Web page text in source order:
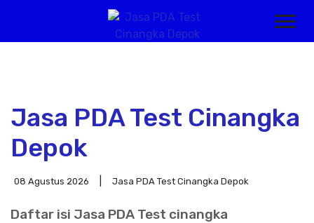
Jasa PDA Test Cinangka
Depok
08 Agustus 2026 Jasa PDA Test Cinangka Depok
Daftar isi Jasa PDA Test cinangka